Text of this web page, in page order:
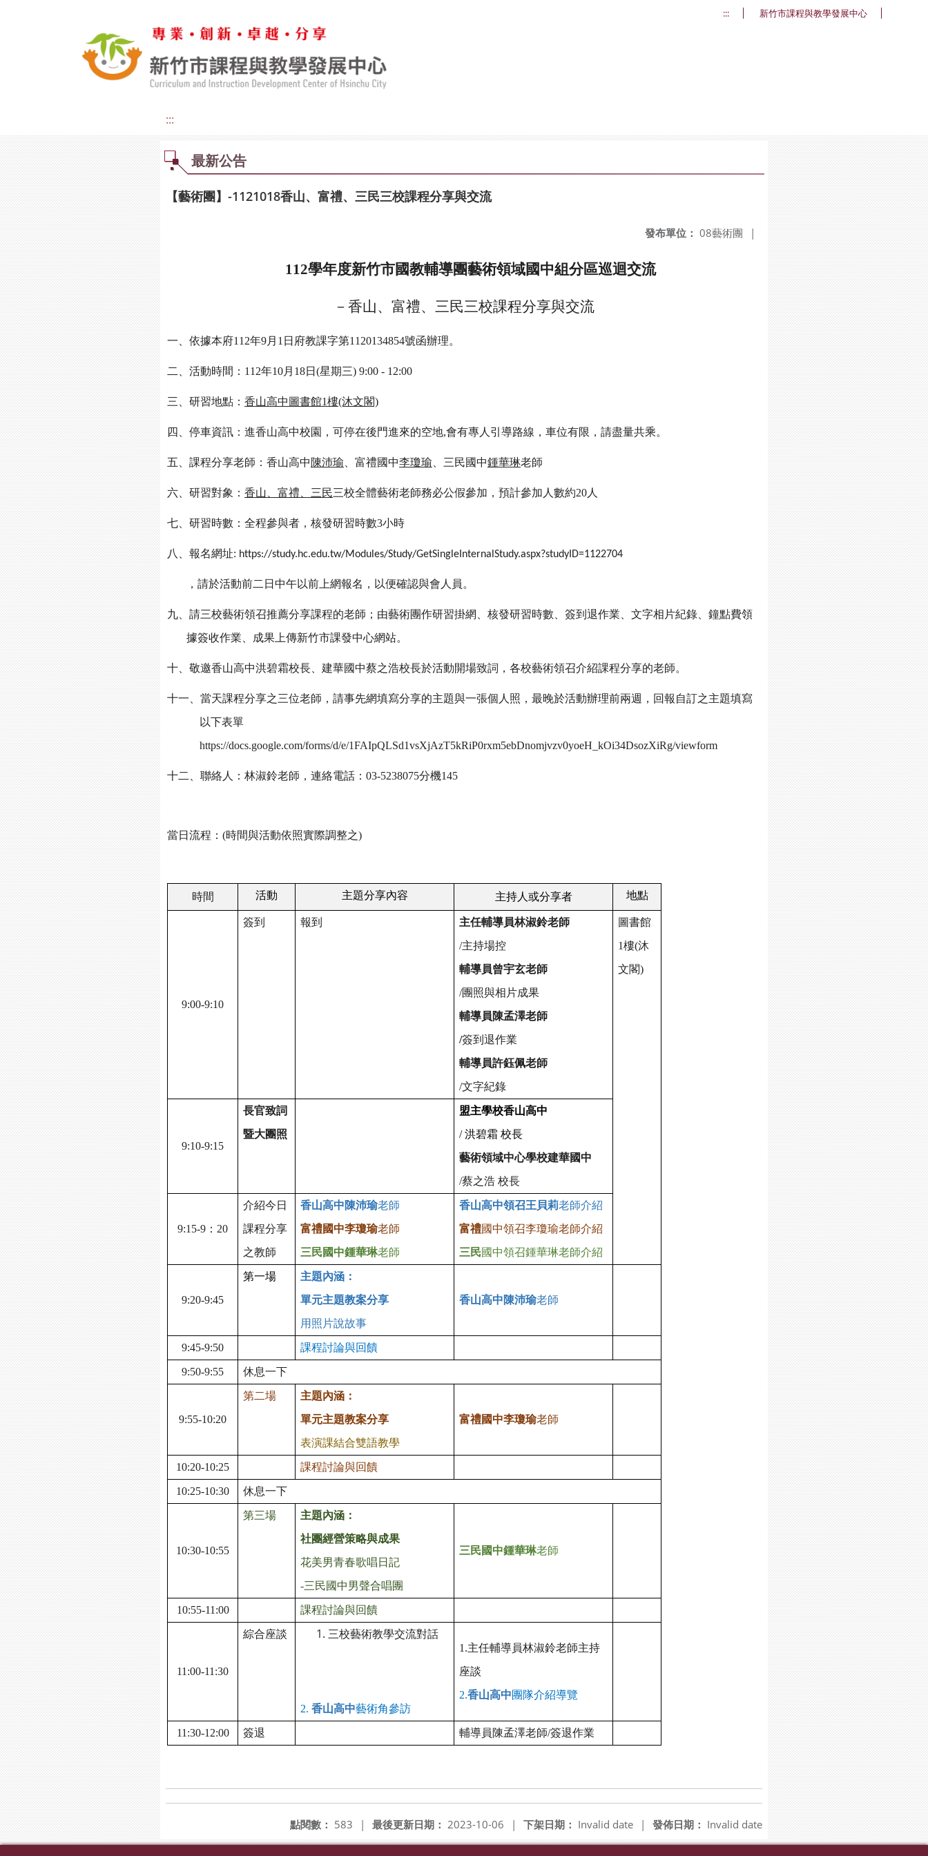
::: 新竹市課程與教學發展中心
:::
最新公告
【藝術團】-1121018香山、富禮、三民三校課程分享與交流
發布單位： 08藝術團 |
112學年度新竹市國教輔導團藝術領域國中組分區巡迴交流
－香山、富禮、三民三校課程分享與交流
一、依據本府112年9月1日府教課字第1120134854號函辦理。
二、活動時間：112年10月18日(星期三) 9:00 - 12:00
三、研習地點： 香山高中圖書館1樓(沐文閣)
四、停車資訊：進香山高中校園，可停在後門進來的空地,會有專人引導路線，車位有限，請盡量共乘。
五、課程分享老師：香山高中 陳沛瑜 、富禮國中李瓊瑜 、三民國中鍾華琳老師
六、研習對象： 香山、富禮、三民三校全體藝術老師務必公假參加，預計參加人數約20人
七、研習時數：全程參與者，核發研習時數3小時
八、報名網址: https://study.hc.edu.tw/Modules/Study/GetSingleInternalStudy.aspx?studyID=1122704
，請於活動前二日中午以前上網報名，以便確認與會人員。
九、請三校藝術領召推薦分享課程的老師；由藝術團作研習掛網、核發研習時數、簽到退作業、文字相片紀錄、鐘點費領
據簽收作業、成果上傳新竹市課發中心網站。
十、敬邀香山高中洪碧霜校長、建華國中蔡之浩校長於活動開場致詞，各校藝術領召介紹課程分享的老師。
十一、當天課程分享之三位老師 ， 請事先網填寫分享的主題與一張個人照，最晚於活動辦理前兩週，回報自訂之主題填寫
以下表單
https://docs.google.com/forms/d/e/1FAIpQLSd1vsXjAzT5kRiP0rxm5ebDnomjvzv0yoeH_kOi34DsozXiRg/viewform
十二、聯絡人：林淑鈴老師，連絡電話：03-5238075分機145
當日流程：(時間與活動依照實際調整之)
時間 活動 主題分享內容 主持人或分享者 地點
9:00-9:10
簽到 報到
主任輔導員林淑鈴老師
/主持場控
輔導員曾宇玄老師
/團照與相片成果
輔導員陳孟澤老師
/簽到退作業
輔導員許鈺佩老師
/文字紀錄
圖書館
1樓(沐
文閣)
9:10-9:15
長官致詞
暨大團照
盟主學校香山高中
/洪碧霜 校長
藝術領域中心學校建華國中
/蔡之浩 校長
9:15-9 ：20
介紹今日
課程分享
之教師
香山高中陳沛瑜老師
富禮國中李瓊瑜老師
三民國中鍾華琳老師
香山高中領召王貝莉老師介紹
富禮國中領召李瓊瑜老師介紹
三民國中領召鍾華琳老師介紹
9:20-9:45
第一場 主題內涵 ：
單元主題教案分享
用照片說故事
香山高中陳沛瑜老師
9:45-9:50 課程討論與回饋
9:50-9:55 休息一下
9:55-10:20
第二場
主題內涵：
單元主題教案分享
表演課結合雙語教學
富禮國中李瓊瑜老師
10:20-10:25 課程討論與回饋
10:25-10:30 休息一下
10:30-10:55
第三場
主題內涵：
社團經營策略與成果
花美男青春歌唱日記
-三民國中男聲合唱團
三民國中鍾華琳老師
10:55-11:00 課程討論與回饋
11:00-11:30
綜合座談 三校藝術教學交流對話
2. 香山高中藝術角參訪
1.主任輔導員林淑鈴老師主持
座談
2.香山高中團隊介紹導覽
11:30-12:00 簽退 輔導員陳孟澤老師/簽退作業
發佈日期： Invalid date
下架日期： Invalid date |
最後更新日期： 2023-10-06 |
點閱數： 583 |